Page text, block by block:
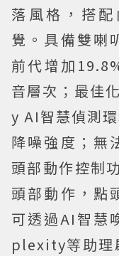
落風格，搭
覺。具備雙喇
前代增加
音層次；最佳
y AI智慧偵測
降噪強度；無
頭部動作控制
頭部動作，點
可透過AI智慧
plexity等助理